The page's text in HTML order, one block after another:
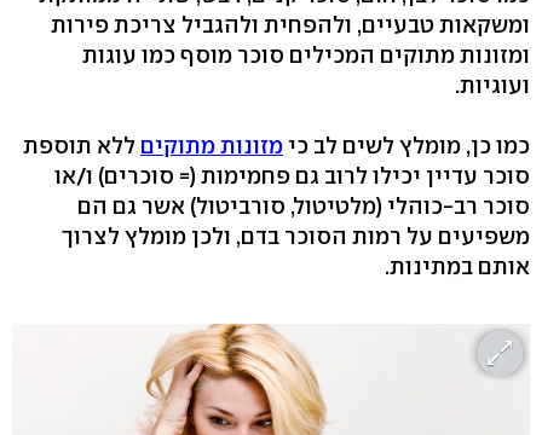
ומשקאות טבעיים, ולהפחית ולהגביל צריכת פירות
ומזונות מתוקים המכילים סוכר מוסף כמו עוגות
ועוגיות.
כמו כן, מומלץ לשים לב כי מזונות מתוקים ללא תוספת
סוכר עדיין יכילו לרוב גם פחמימות (= סוכרים) ו/או
סוכר רב-כוהלי (מלטיטול, סורביטול) אשר גם הם
משפיעים על רמות הסוכר בדם, ולכן מומלץ לצרוך
אותם במתינות.